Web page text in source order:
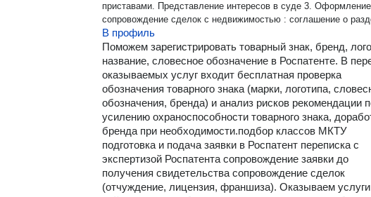
приставами. Представление интересов в суде 3. Оформление и
сопровождение сделок с недвижимостью : соглашение о
недвижимости (жилого дома, квартиры, земельного участка,
гаража) и прекращение долевой собственности; соглашение о
выделении долей в недвижимости, приобретенной с
использованием средств материнского капитала; договоры
продажи, дарения, мены, найма, залога недвижимости (дом,
квартира, земельный участок, гараж и др.); консультации по
вопросам отчуждения недвижимости; договор аренды. Отправка в
Росреестр документов на регистрацию сделок с
между юридическими лицами. 4. Участие в аукционе (торгах) по
аренде и продаже земельных участков: сделаем ЭЦП
(электронную цифровую подпись), поможем с оформлением
документов для аукциона; сделаем аккредитацию на торговой
площадке; примем участие в торгах и др. Подготовка
В профиль
Поможем зарегистрировать товарный знак, бренд,
название, словесное обозначение в Роспатенте. В
оказываемых услуг входит бесплатная проверка
обозначения товарного знака (марки, логотипа,
обозначения, бренда) и анализ рисков рекомендации
усилению охраноспособности товарного знака,
бренда при необходимости.​ подбор классов МКТУ
подготовка и подача заявки в Роспатент переписка с
экспертизой Роспатента сопровождение заявки до
получения свидетельства сопровождение сделок
(отчуждение, лицензия, франшиза). Оказываем услуги